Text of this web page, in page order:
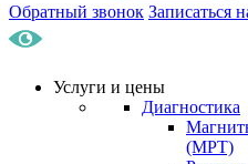
Обратный звонок Записаться
Услуги и цены
Диагностика
(МРТ)